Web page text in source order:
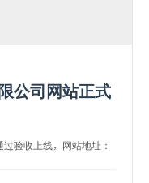
公司网站正式
验收上线，网站地址：